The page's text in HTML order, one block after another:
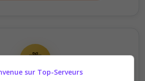
sur Top-Serveurs